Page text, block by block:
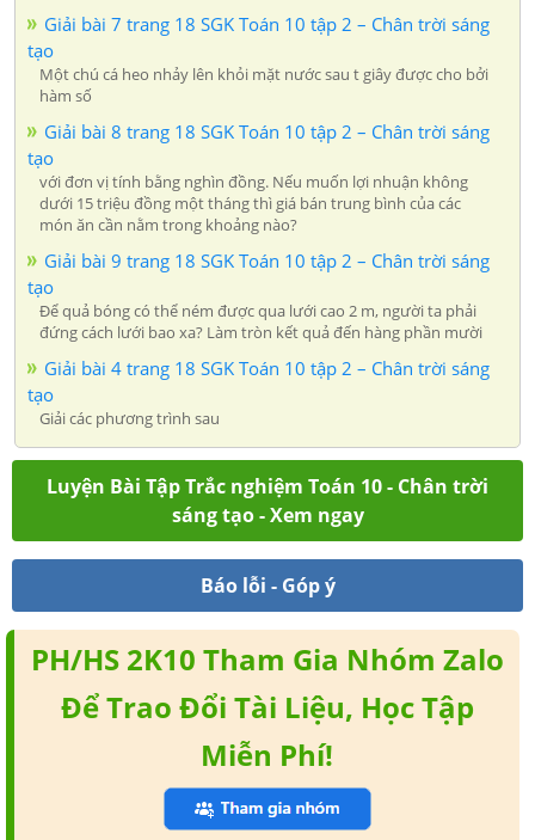
Giải bài 7 trang 18 SGK Toán 10 tập 2 – Chân trời sáng
tạo
Một chú cá heo nhảy lên khỏi mặt nước sau t giây được cho bởi
hàm số
Giải bài 8 trang 18 SGK Toán 10 tập 2 – Chân trời sáng
tạo
với đơn vị tính bằng nghìn đồng. Nếu muốn lợi nhuận không
dưới 15 triệu đồng một tháng thì giá bán trung bình của các
món ăn cần nằm trong khoảng nào?
Giải bài 9 trang 18 SGK Toán 10 tập 2 – Chân trời sáng
tạo
Để quả bóng có thể ném được qua lưới cao 2 m, người ta phải
đứng cách lưới bao xa? Làm tròn kết quả đến hàng phần mười
Giải bài 4 trang 18 SGK Toán 10 tập 2 – Chân trời sáng
tạo
Giải các phương trình sau
Luyện Bài Tập Trắc nghiệm Toán 10 - Chân trời
sáng tạo - Xem ngay
Báo lỗi - Góp ý
PH/HS 2K10 Tham Gia Nhóm Zalo
Để Trao Đổi Tài Liệu, Học Tập
Miễn Phí!